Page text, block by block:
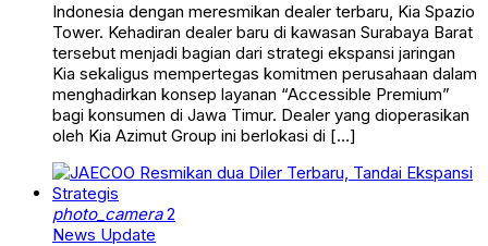
Indonesia dengan meresmikan dealer terbaru, Kia Spazio
Tower. Kehadiran dealer baru di kawasan Surabaya Barat
tersebut menjadi bagian dari strategi ekspansi jaringan
Kia sekaligus mempertegas komitmen perusahaan dalam
menghadirkan konsep layanan “Accessible Premium”
bagi konsumen di Jawa Timur. Dealer yang dioperasikan
oleh Kia Azimut Group ini berlokasi di […]
photo_camera2
News Update